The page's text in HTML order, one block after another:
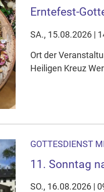
Erntefest-
SA., 15.08.2026 |
Ort der
Heiligen Kreuz
GOTTESDIENST
11. Sonntag
SO., 16.08.2026 |